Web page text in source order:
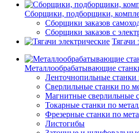
Сборщики, подборщики,
Сборщики заказов
Сборщики заказов с
Тягачи
Металлообрабатывающие
Ленточнопильные станки
Сверлильные станки по
Магнитные сверлильные
Токарные станки по
Фрезерные станки по
Листогибы